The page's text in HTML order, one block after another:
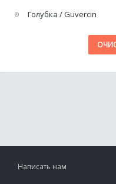
Голубка / Guvercin
Написать нам